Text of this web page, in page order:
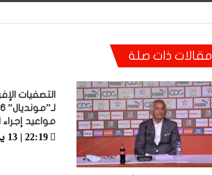
مقالات ذات صلة
التصفيات
مواعيد
22:19 | 13 يوليو، 2023